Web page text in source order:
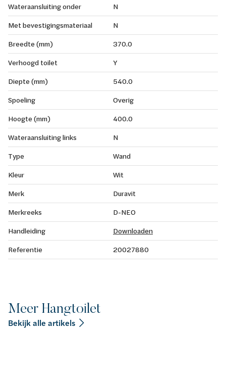
Wateraansluiting onder
N
Met bevestigingsmateriaal
N
Breedte (mm)
370.0
Verhoogd toilet
Y
Diepte (mm)
540.0
Spoeling
Overig
Hoogte (mm)
400.0
Wateraansluiting links
N
Type
Wand
Kleur
Wit
Merk
Duravit
Merkreeks
D-NEO
Handleiding
Downloaden
Referentie
20027880
Meer Hangtoilet
Bekijk alle artikels